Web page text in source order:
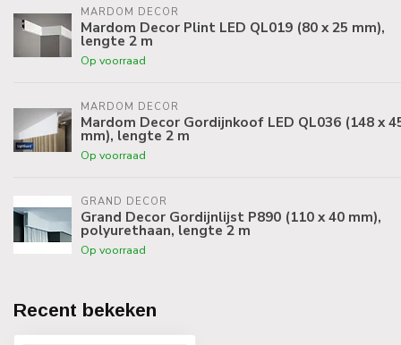
MARDOM DECOR
Mardom Decor Plint LED QL019 (80 x 25 mm),
lengte 2 m
Op voorraad
MARDOM DECOR
Mardom Decor Gordijnkoof LED QL036 (148 x
mm), lengte 2 m
Op voorraad
GRAND DECOR
Grand Decor Gordijnlijst P890 (110 x 40 mm),
polyurethaan, lengte 2 m
Op voorraad
Recent bekeken